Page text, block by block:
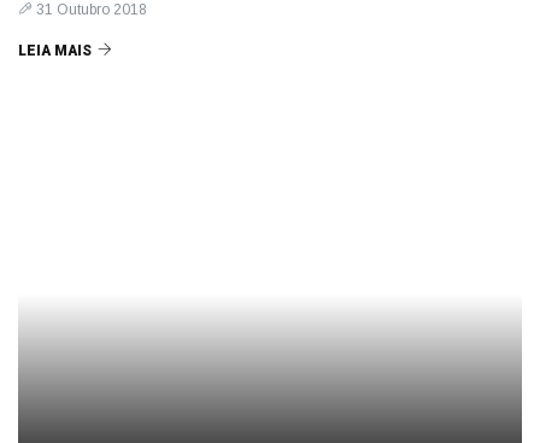
31 Outubro 2018
LEIA MAIS